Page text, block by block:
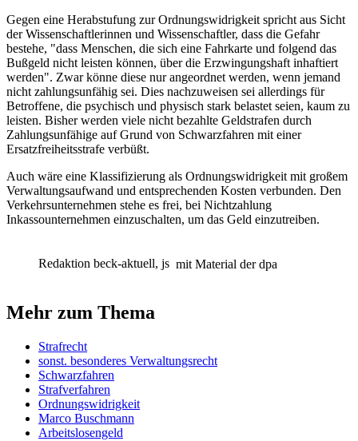
Gegen eine Herabstufung zur Ordnungswidrigkeit spricht aus Sicht
der Wissenschaftlerinnen und Wissenschaftler, dass die Gefahr
bestehe, "dass Menschen, die sich eine Fahrkarte und folgend das
Bußgeld nicht leisten können, über die Erzwingungshaft inhaftiert
werden". Zwar könne diese nur angeordnet werden, wenn jemand
nicht zahlungsunfähig sei. Dies nachzuweisen sei allerdings für
Betroffene, die psychisch und physisch stark belastet seien, kaum zu
leisten. Bisher werden viele nicht bezahlte Geldstrafen durch
Zahlungsunfähige auf Grund von Schwarzfahren mit einer
Ersatzfreiheitsstrafe verbüßt.
Auch wäre eine Klassifizierung als Ordnungswidrigkeit mit großem
Verwaltungsaufwand und entsprechenden Kosten verbunden. Den
Verkehrsunternehmen stehe es frei, bei Nichtzahlung
Inkassounternehmen einzuschalten, um das Geld einzutreiben.
Redaktion beck-aktuell, js mit Material der dpa
Mehr zum Thema
Strafrecht
sonst. besonderes Verwaltungsrecht
Schwarzfahren
Strafverfahren
Ordnungswidrigkeit
Marco Buschmann
Arbeitslosengeld